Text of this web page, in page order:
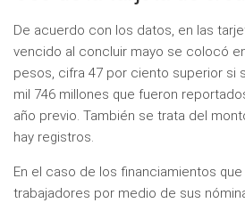
De acuerdo con los datos, en las
vencido al concluir mayo se colocó
pesos, cifra 47 por ciento superior si
mil 746 millones que fueron
año previo. También se trata del
hay registros.
En el caso de los financiamientos
trabajadores por medio de sus